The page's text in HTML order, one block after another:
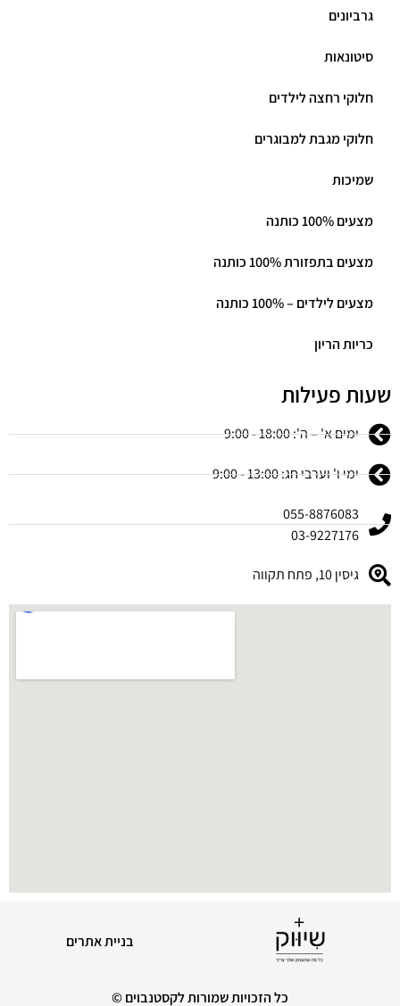
גרביונים
סיטונאות
חלוקי רחצה לילדים
חלוקי מגבת למבוגרים
שמיכות
מצעים 100% כותנה
מצעים בתפזורת 100% כותנה
מצעים לילדים – 100% כותנה
כריות הריון
שעות פעילות
ימים א' – ה': 18:00 - 9:00
ימי ו' וערבי חג: 13:00 - 9:00
055-8876083
03-9227176
גיסין 10, פתח תקווה
כל הזכויות שמורות לקסטנבוים ©
בניית אתרים